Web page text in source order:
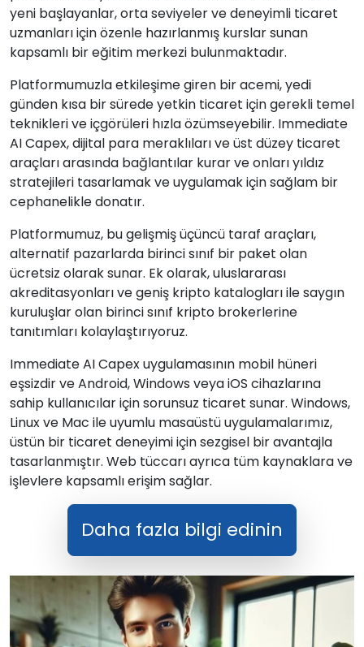
yeni başlayanlar, orta seviyeler ve deneyimli ticaret
uzmanları için özenle hazırlanmış kurslar sunan
kapsamlı bir eğitim merkezi bulunmaktadır.
Platformumuzla etkileşime giren bir acemi, yedi
günden kısa bir sürede yetkin ticaret için gerekli temel
teknikleri ve içgörüleri hızla özümseyebilir. Immediate
AI Capex, dijital para meraklıları ve üst düzey ticaret
araçları arasında bağlantılar kurar ve onları yıldız
stratejileri tasarlamak ve uygulamak için sağlam bir
cephanelikle donatır.
Platformumuz, bu gelişmiş üçüncü taraf araçları,
alternatif pazarlarda birinci sınıf bir paket olan
ücretsiz olarak sunar. Ek olarak, uluslararası
akreditasyonları ve geniş kripto katalogları ile saygın
kuruluşlar olan birinci sınıf kripto brokerlerine
tanıtımları kolaylaştırıyoruz.
Immediate AI Capex uygulamasının mobil hüneri
eşsizdir ve Android, Windows veya iOS cihazlarına
sahip kullanıcılar için sorunsuz ticaret sunar. Windows,
Linux ve Mac ile uyumlu masaüstü uygulamalarımız,
üstün bir ticaret deneyimi için sezgisel bir avantajla
tasarlanmıştır. Web tüccarı ayrıca tüm kaynaklara ve
işlevlere kapsamlı erişim sağlar.
Daha fazla bilgi edinin